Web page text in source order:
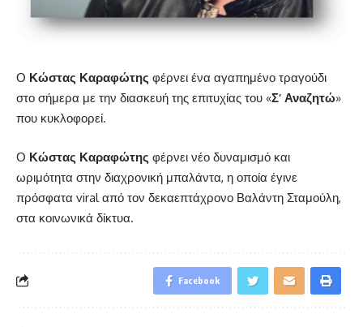
Ο Κώστας Καραφώτης φέρνει ένα αγαπημένο τραγούδι
στο σήμερα με την διασκευή της επιτυχίας του «Σ’ Αναζητώ»
που κυκλοφορεί.
Ο Κώστας Καραφώτης φέρνει νέο δυναμισμό και
ωριμότητα στην διαχρονική μπαλάντα, η οποία έγινε
πρόσφατα viral από τον δεκαεπτάχρονο Βαλάντη Σταμούλη,
στα κοινωνικά δίκτυα.
Facebook